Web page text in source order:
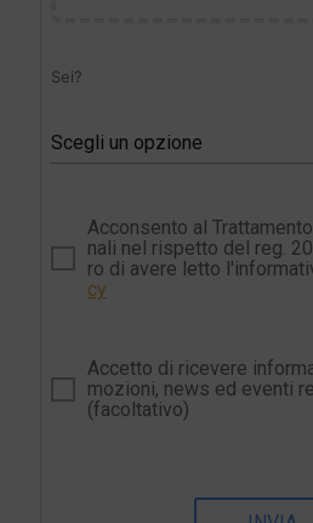
Sei?
Scegli un opzione
Acconsento al
nali nel rispetto del reg.
ro di avere letto
cy
Accetto di ricevere
mozioni, news ed eventi
(facoltativo)